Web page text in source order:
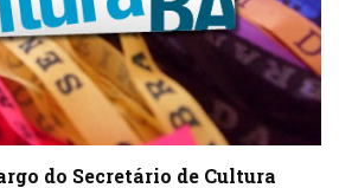
do Secretário de Cultura